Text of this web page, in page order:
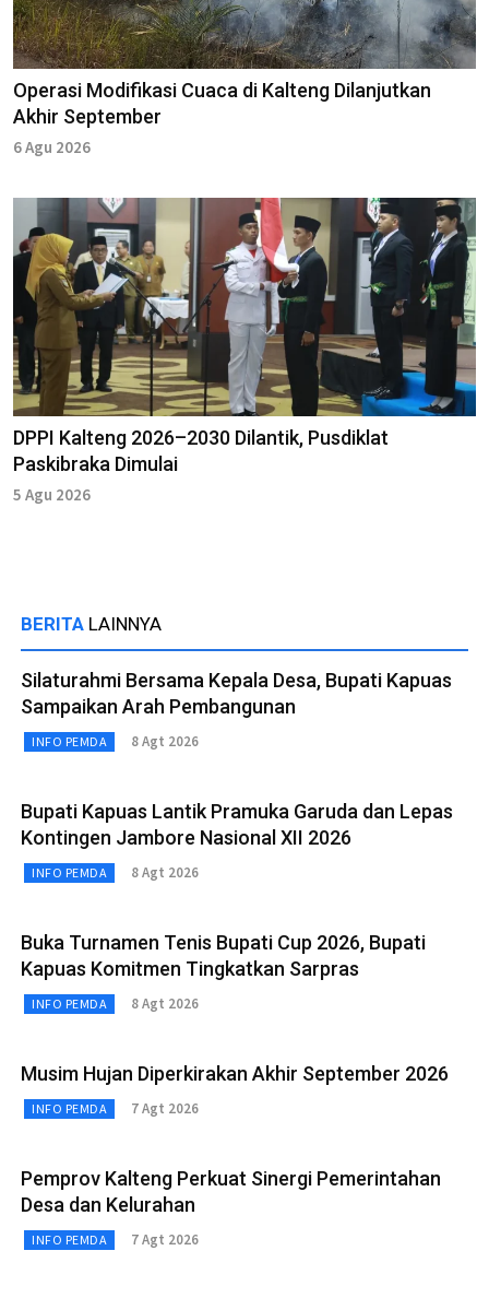
Operasi Modifikasi Cuaca di Kalteng Dilanjutkan
Akhir September
6 Agu 2026
DPPI Kalteng 2026–2030 Dilantik, Pusdiklat
Paskibraka Dimulai
5 Agu 2026
BERITA LAINNYA
Silaturahmi Bersama Kepala Desa, Bupati Kapuas
Sampaikan Arah Pembangunan
INFO PEMDA 8 Agt 2026
Bupati Kapuas Lantik Pramuka Garuda dan Lepas
Kontingen Jambore Nasional XII 2026
INFO PEMDA 8 Agt 2026
Buka Turnamen Tenis Bupati Cup 2026, Bupati
Kapuas Komitmen Tingkatkan Sarpras
INFO PEMDA 8 Agt 2026
Musim Hujan Diperkirakan Akhir September 2026
INFO PEMDA 7 Agt 2026
Pemprov Kalteng Perkuat Sinergi Pemerintahan
Desa dan Kelurahan
INFO PEMDA 7 Agt 2026